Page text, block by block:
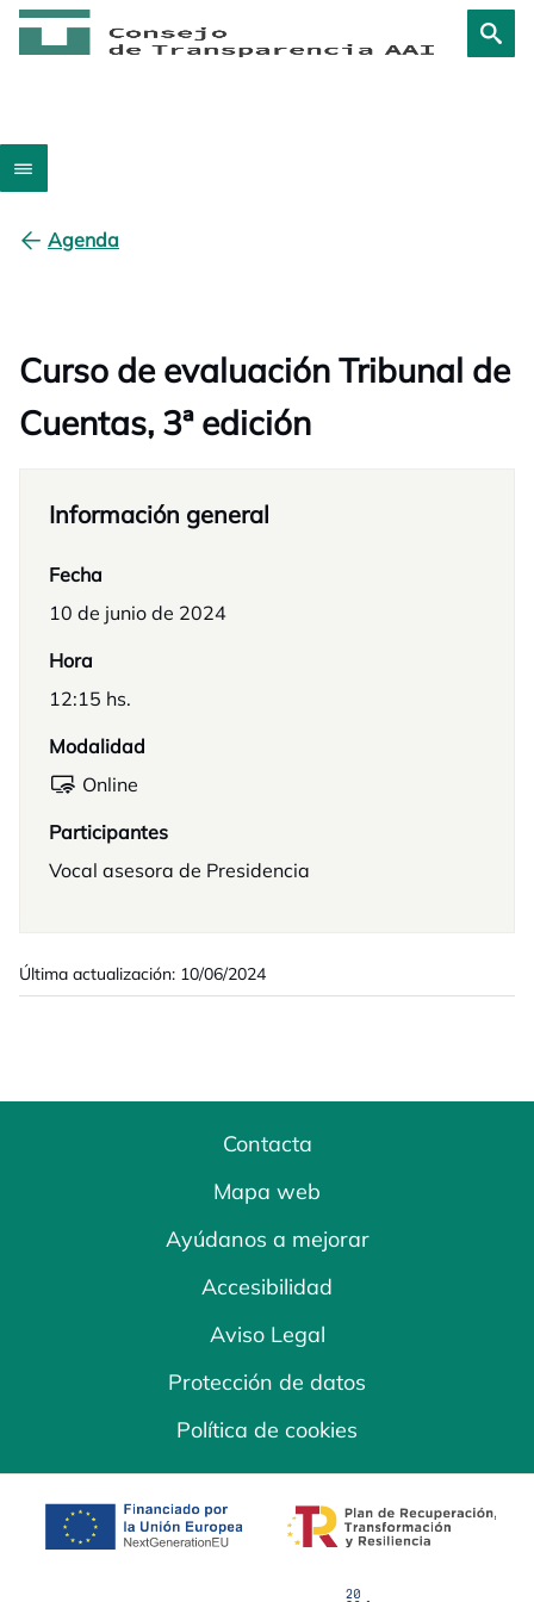
Agenda
Curso de evaluación Tribunal de
Cuentas, 3ª edición
Información general
Fecha
10 de junio de 2024
Hora
12:15 hs.
Modalidad
Online
Participantes
Vocal asesora de Presidencia
Última actualización: 10/06/2024
Contacta
Mapa web
Ayúdanos a mejorar
Accesibilidad
Aviso Legal
Protección de datos
Política de cookies
se abre en una pestaña nuevase abre en una